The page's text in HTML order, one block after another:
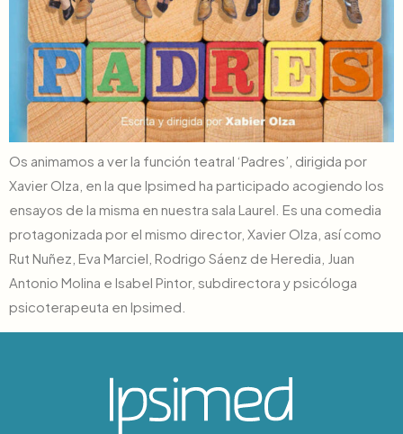
Os animamos a ver la función teatral ‘Padres’, dirigida por
Xavier Olza, en la que Ipsimed ha participado acogiendo los
ensayos de la misma en nuestra sala Laurel. Es una comedia
protagonizada por el mismo director, Xavier Olza, así como
Rut Nuñez, Eva Marciel, Rodrigo Sáenz de Heredia, Juan
Antonio Molina e Isabel Pintor, subdirectora y psicóloga
psicoterapeuta en Ipsimed.